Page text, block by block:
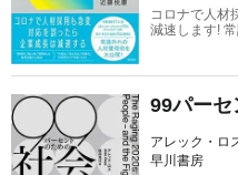
コロナで人材
減速します!
99パーセ
アレック・ロ
早川書房